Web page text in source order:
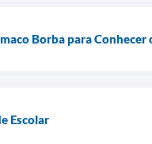
Borba para
Escolar